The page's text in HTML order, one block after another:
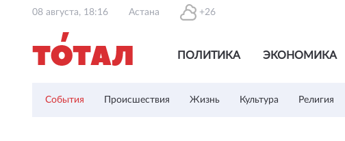
08 августа, 18:16 Астана +26
ПОЛИТИКА ЭКОНОМИКА
События Происшествия Жизнь Культура Религия